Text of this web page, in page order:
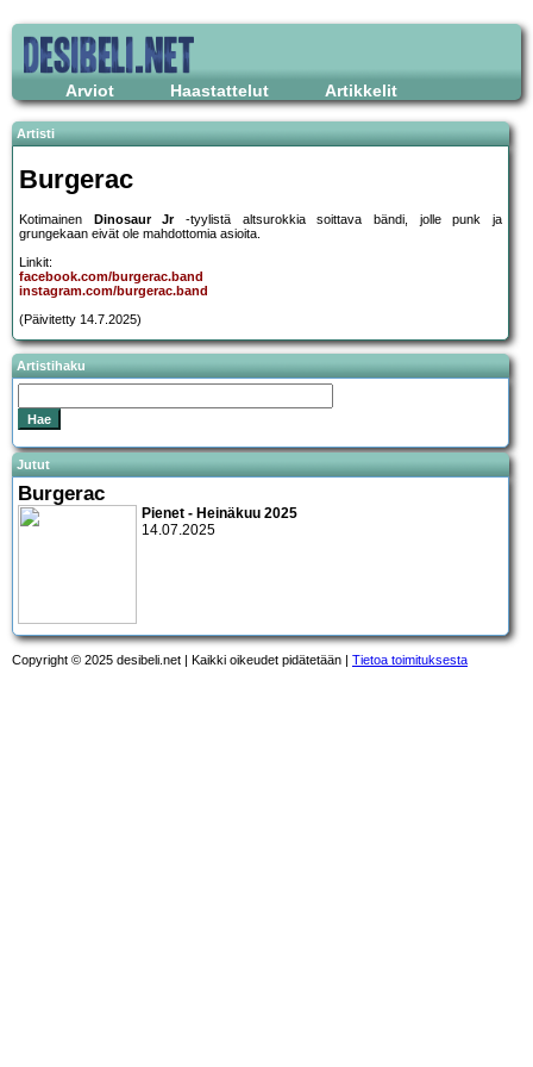
Arviot Haastattelut Artikkelit
Artisti
Burgerac
Kotimainen Dinosaur Jr-tyylistä altsurokkia soittava bändi, jolle punk ja
grungekaan eivät ole mahdottomia asioita.
Linkit:
facebook.com/burgerac.band
instagram.com/burgerac.band
(Päivitetty 14.7.2025)
Artistihaku
Jutut
Burgerac
Pienet - Heinäkuu 2025
14.07.2025
Copyright © 2025 desibeli.net | Kaikki oikeudet pidätetään | Tietoa toimituksesta